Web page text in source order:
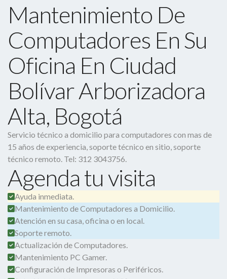
Mantenimiento De
Computadores En Su
Oficina En Ciudad
Bolívar Arborizadora
Alta, Bogotá
Servicio técnico a domicilio para computadores con mas de
15 años de experiencia, soporte técnico en sitio, soporte
técnico remoto. Tel: 312 3043756.
Agenda tu visita
Ayuda inmediata.
Mantenimiento de Computadores a Domicilio.
Atención en su casa, oficina o en local.
Soporte remoto.
Actualización de Computadores.
Mantenimiento PC Gamer.
Configuración de Impresoras o Periféricos.